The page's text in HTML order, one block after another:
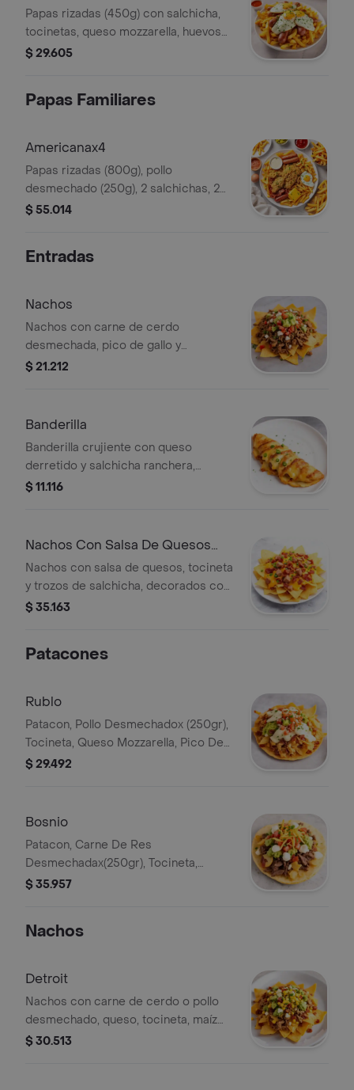
Papas rizadas (450g) con salchicha,
tocinetas, queso mozzarella, huevos
de codorniz y salsas al gusto.
$ 29.605
Papas Familiares
Americanax4
Papas rizadas (800g), pollo
desmechado (250g), 2 salchichas, 2
tiras de tocineta, 2 porciones de
$ 55.014
Entradas
Nachos
Nachos con carne de cerdo
desmechada, pico de gallo y
guacamole.
$ 21.212
Banderilla
Banderilla crujiente con queso
derretido y salchicha ranchera,
cubierta con rodajas de jalapeño.
$ 11.116
Nachos Con Salsa De Quesos
Tocineta Y Salchita
Nachos con salsa de quesos, tocineta
y trozos de salchicha, decorados con
cilantro.
$ 35.163
Patacones
Rublo
Patacon, Pollo Desmechadox (250gr),
Tocineta, Queso Mozzarella, Pico De
Gallo, Guacamole, Ripio De Papa,
$ 29.492
Bosnio
Patacon, Carne De Res
Desmechadax(250gr), Tocineta,
Queso Mozzarella, Pico De Gallo,
$ 35.957
Nachos
Detroit
Nachos con carne de cerdo o pollo
desmechado, queso, tocineta, maíz
dulce, pico de gallo y guacamole.
$ 30.513